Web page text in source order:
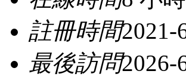
註冊時間2021-
最後訪問2026-